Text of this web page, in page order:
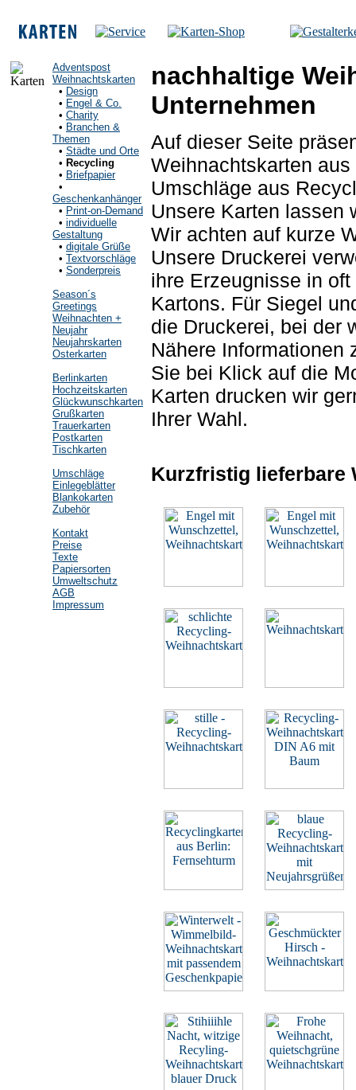
Adventspost
Weihnachtskarten
• Design
• Engel & Co.
• Charity
• Branchen &
Themen
• Städte und Orte
• Recycling
• Briefpapier
•
Geschenkanhänger
• Print-on-Demand
• individuelle
Gestaltung
• digitale Grüße
• Textvorschläge
• Sonderpreis
Season´s
Greetings
Weihnachten +
Neujahr
Neujahrskarten
Osterkarten
Berlinkarten
Hochzeitskarten
Glückwunschkarten
Grußkarten
Trauerkarten
Postkarten
Tischkarten
Umschläge
Einlegeblätter
Blankokarten
Zubehör
Kontakt
Preise
Texte
Papiersorten
Umweltschutz
AGB
Impressum
nachhaltige
Unternehmen
Auf dieser Seite
Weihnachtskarten
Umschläge aus
Unsere Karten lassen
Wir achten auf kurze
Unsere Druckerei
ihre Erzeugnisse in
Kartons. Für Siegel
die Druckerei, bei der
Nähere Informationen
Sie bei Klick auf die
Karten drucken wir
Ihrer Wahl.
Kurzfristig lieferbare